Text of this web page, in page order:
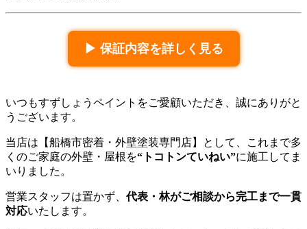
▶ 保証内容を詳しく見る
いつもすずしょうペイントをご愛顧いただき、誠にありがと
うございます。
当店は【船橋市密着・外壁塗装専門店】として、これまで多
くのご家庭の外壁・屋根を“トコトンていねい”に施工してま
いりました。
営業スタッフは置かず、代表・林がご相談から完工まで一貫
対応いたします。